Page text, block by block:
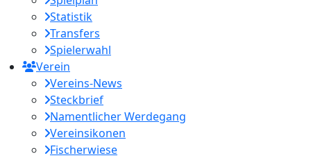
Statistik
Transfers
Spielerwahl
Verein
Vereins-News
Steckbrief
Namentlicher Werdegang
Vereinsikonen
Fischerwiese